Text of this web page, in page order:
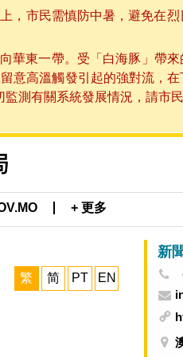
，市民需慎防中暑，避免在
華東一帶。受「白海豚」帶
高溫觸發引起的強對流，
測有關系統發展情況，請市
+ 更多
繁 简 PT EN
新